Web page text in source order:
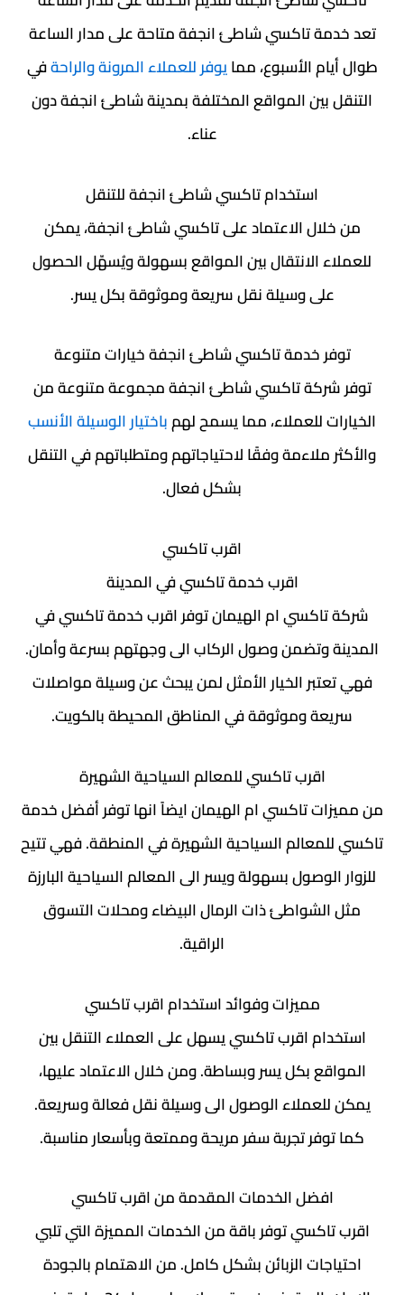
تعد خدمة تاكسي شاطئ انجفة متاحة على مدار الساعة
طوال أيام الأسبوع، ممايوفر للعملاء المرونة والراحةفي
التنقل بين المواقع المختلفة بمدينة شاطئ انجفة دون
عناء.
استخدام تاكسي شاطئ انجفة للتنقل
من خلال الاعتماد على تاكسي شاطئ انجفة، يمكن
للعملاء الانتقال بين المواقع بسهولة ويُسهّل الحصول
على وسيلة نقل سريعة وموثوقة بكل يسر.
توفر خدمة تاكسي شاطئ انجفة خيارات متنوعة
توفر شركة تاكسي شاطئ انجفة مجموعة متنوعة من
الخيارات للعملاء، مما يسمح لهمباختيار الوسيلة الأنسب
والأكثر ملاءمة وفقًا لاحتياجاتهم ومتطلباتهم في التنقل
بشكل فعال.
اقرب تاكسي
اقرب خدمة تاكسي في المدينة
شركة تاكسي ام الهيمان توفر اقرب خدمة تاكسي في
المدينة وتضمن وصول الركاب الى وجهتهم بسرعة وأمان.
فهي تعتبر الخيار الأمثل لمن يبحث عن وسيلة مواصلات
سريعة وموثوقة في المناطق المحيطة بالكويت.
اقرب تاكسي للمعالم السياحية الشهيرة
من مميزات تاكسي ام الهيمان ايضاً انها توفر أفضل خدمة
تاكسي للمعالم السياحية الشهيرة في المنطقة. فهي تتيح
للزوار الوصول بسهولة ويسر الى المعالم السياحية البارزة
مثل الشواطئ ذات الرمال البيضاء ومحلات التسوق
الراقية.
مميزات وفوائد استخدام اقرب تاكسي
استخدام اقرب تاكسي يسهل على العملاء التنقل بين
المواقع بكل يسر وبساطة. ومن خلال الاعتماد عليها،
يمكن للعملاء الوصول الى وسيلة نقل فعالة وسريعة.
كما توفر تجربة سفر مريحة وممتعة وبأسعار مناسبة.
افضل الخدمات المقدمة من اقرب تاكسي
اقرب تاكسي توفر باقة من الخدمات المميزة التي تلبي
احتياجات الزبائن بشكل كامل. من الاهتمام بالجودة